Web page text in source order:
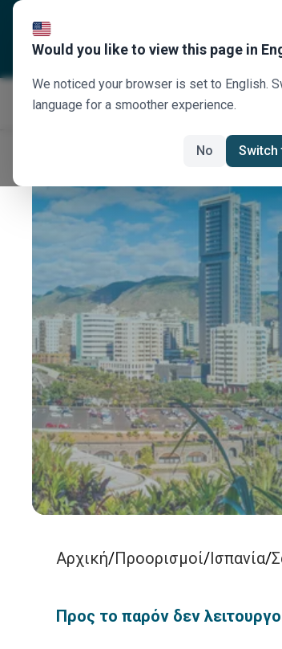
Σχετικά
Αρχική/Προορισμοί/Ισπανία/
Προς το παρόν δεν
Would you like to view this page in
We noticed your browser is set to English.
language for a smoother experience.
No Switch